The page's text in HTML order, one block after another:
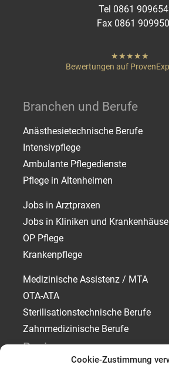
Cookie-Zustimmung
Tel 0861
Fax 0861
hat "von
Bewertungen auf
Branchen und Berufe
Anästhesietechnische Berufe
Intensivpflege
Ambulante Pflegedienste
Pflege in Altenheimen
Jobs in Arztpraxen
Jobs in Kliniken und
OP Pflege
Krankenpflege
Medizinische Assistenz / MTA
OTA-ATA
Sterilisationstechnische Berufe
Zahnmedizinische Berufe
Regionen